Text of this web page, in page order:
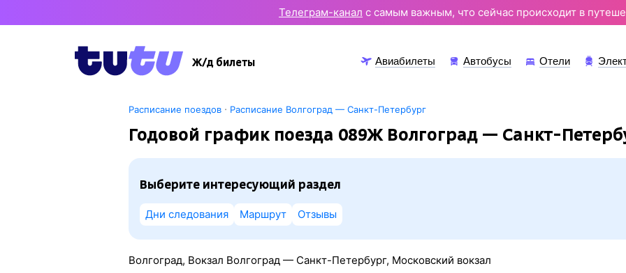
Телеграм-канал с самым важным, что сейчас происходит в
Ж/д билеты Авиабилеты Автобусы Отели
Расписание поездов· Расписание Волгоград — Санкт-Петербург
Годовой график поезда 089Ж Волгоград — Санкт-
Выберите интересующий раздел
Дни следования Маршрут Отзывы
Волгоград, Вокзал Волгоград — Санкт-Петербург, Московский вокзал